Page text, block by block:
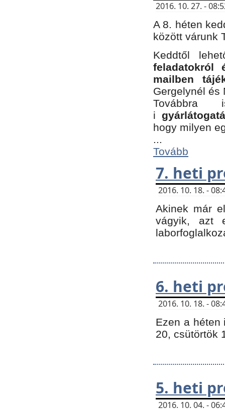
2016. 10. 27. -
A 8. héten
között várunk
Keddtől
feladatokról
mailben
Gergelynél és
Továbbra
i
hogy milyen
...
Tovább
7. heti
2016. 10. 18. -
Akinek már
vágyik, azt
6. heti
2016. 10. 18. -
Ezen a héten
20, csütörtök
5. heti
2016. 10. 04. -